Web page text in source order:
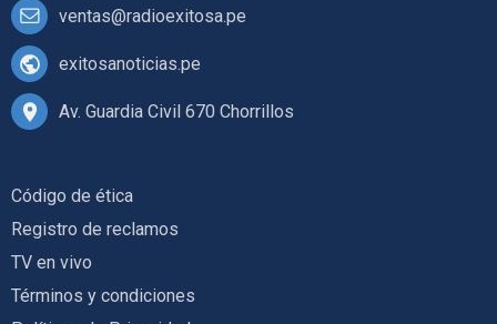
ventas@radioexitosa.pe
exitosanoticias.pe
Av. Guardia Civil 670 Chorrillos
Código de ética
Registro de reclamos
TV en vivo
Términos y condiciones